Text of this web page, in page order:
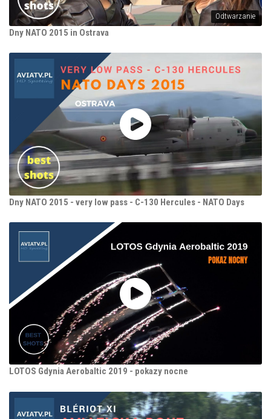
Odtwarzanie
Dny NATO 2015 in Ostrava
Dny NATO 2015 - very low pass - C-130 Hercules - NATO Days
LOTOS Gdynia Aerobaltic 2019 - pokazy nocne